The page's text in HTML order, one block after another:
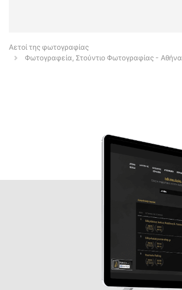
Αετοί της φωτογραφίας
Φωτογραφεία, Στούντιο Φωτογραφίας - Αθήνα